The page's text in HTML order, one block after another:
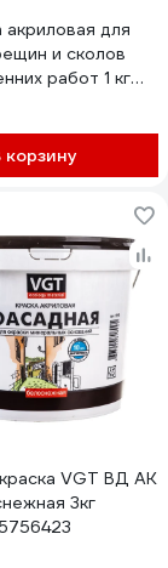
для
и сколов
работ 1 кг
корзину
VGT ВД АК
3кг